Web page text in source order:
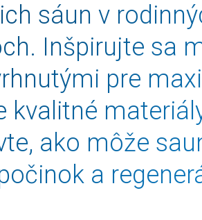
sáun v
Inšpirujte sa
pre
ako môže
a